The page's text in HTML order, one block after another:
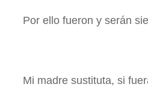
Por ello fueron y serán
Mi madre sustituta, si